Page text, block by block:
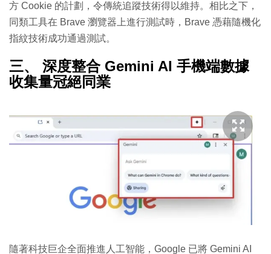
方 Cookie 的計劃，令傳統追蹤技術得以維持。相比之下，
同類工具在 Brave 瀏覽器上進行測試時，Brave 憑藉隨機化
指紋技術成功通過測試。
三、 深度整合 Gemini AI 手機端數據
收集量冠絕同業
隨著科技巨企全面推進人工智能，Google 已將 Gemini AI